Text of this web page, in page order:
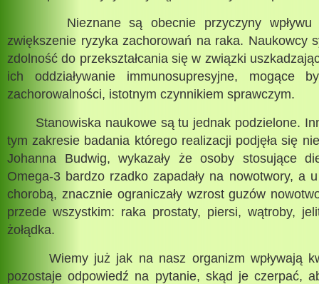
Nieznane są obecnie przyczyny wpływu
zwiększenie ryzyka zachorowań na raka. Naukowcy
zdolność do przekształcania się w związki
ich oddziaływanie immunosupresyjne, mogące
zachorowalności, istotnym czynnikiem sprawczym.
Stanowiska naukowe są tu jednak podzielone.
tym zakresie badania którego realizacji podjęła się
Johanna Budwig, wykazały że osoby stosujące
Omega-3 bardzo rzadko zapadały na nowotwory, a
chorobą, znacznie ograniczały wzrost guzów
przede wszystkim: raka prostaty, piersi, wątroby,
żołądka.
Wiemy już jak na nasz organizm wpływają
pozostaje odpowiedź na pytanie, skąd je czerpać,